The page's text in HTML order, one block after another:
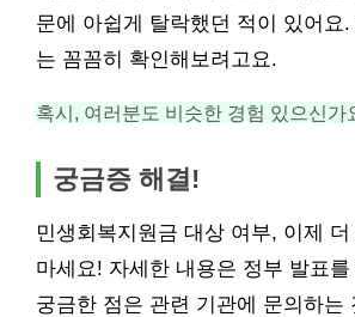
문에 아쉽게 탈락했던 적이 있어요.
는 꼼꼼히 확인해보려고요.
혹시, 여러분도 비슷한 경험 있으신가
궁금증 해결!
민생회복지원금 대상 여부, 이제
마세요! 자세한 내용은 정부 발표
궁금한 점은 관련 기관에 문의하는